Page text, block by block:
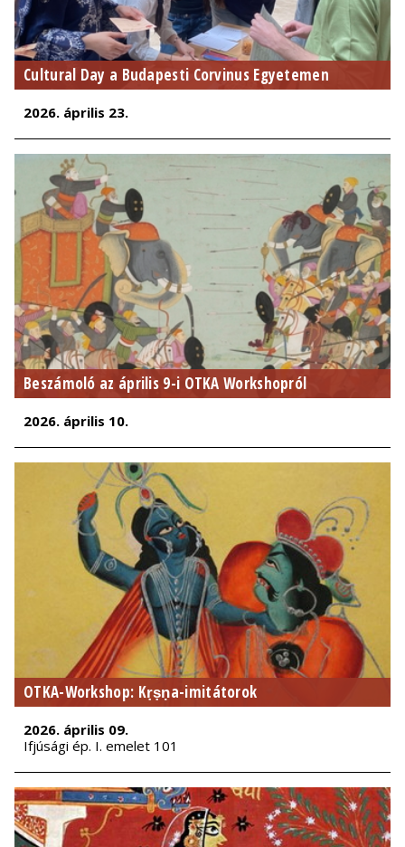
Cultural Day a Budapesti Corvinus Egyetemen
2026. április 23.
Beszámoló az április 9-i OTKA Workshopról
2026. április 10.
OTKA-Workshop: Kṛṣṇa-imitátorok
2026. április 09.
Ifjúsági ép. I. emelet 101